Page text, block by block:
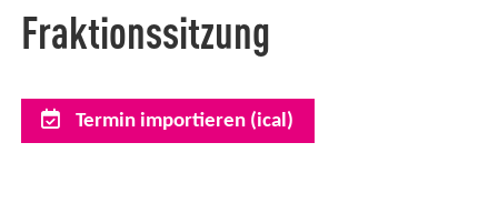
Fraktionssitzung
Termin importieren (ical)